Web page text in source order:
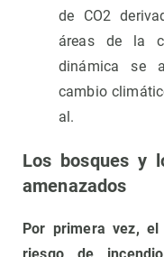
de CO2
áreas de la
dinámica se
cambio
al.
Los bosques y
amenazados
Por primera vez,
riesgo de